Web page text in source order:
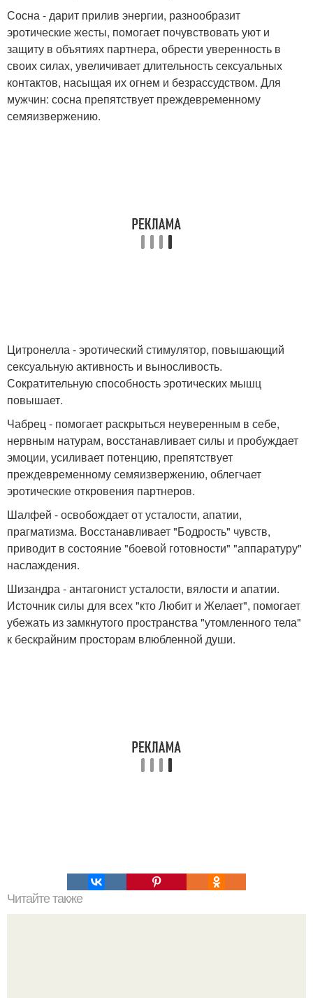
Сосна - дарит прилив энергии, разнообразит
эротические жесты, помогает почувствовать уют и
защиту в объятиях партнера, обрести уверенность в
своих силах, увеличивает длительность сексуальных
контактов, насыщая их огнем и безрассудством. Для
мужчин: сосна препятствует преждевременному
семяизвержению.
Цитронелла - эротический стимулятор, повышающий
сексуальную активность и выносливость.
Сократительную способность эротических мышц
повышает.
Чабрец - помогает раскрыться неуверенным в себе,
нервным натурам, восстанавливает силы и пробуждает
эмоции, усиливает потенцию, препятствует
преждевременному семяизвержению, облегчает
эротические откровения партнеров.
Шалфей - освобождает от усталости, апатии,
прагматизма. Восстанавливает "Бодрость" чувств,
приводит в состояние "боевой готовности" "аппаратуру"
наслаждения.
Шизандра - антагонист усталости, вялости и апатии.
Источник силы для всех "кто Любит и Желает", помогает
убежать из замкнутого пространства "утомленного тела"
к бескрайним просторам влюбленной души.
Читайте также